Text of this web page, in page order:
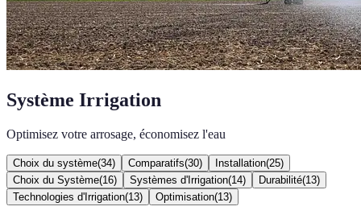
Système Irrigation
Optimisez votre arrosage, économisez l'eau
Choix du système(34) Comparatifs(30) Installation(25)
Choix du Système(16) Systèmes d'Irrigation(14) Durabilité(13)
Technologies d'Irrigation(13) Optimisation(13)